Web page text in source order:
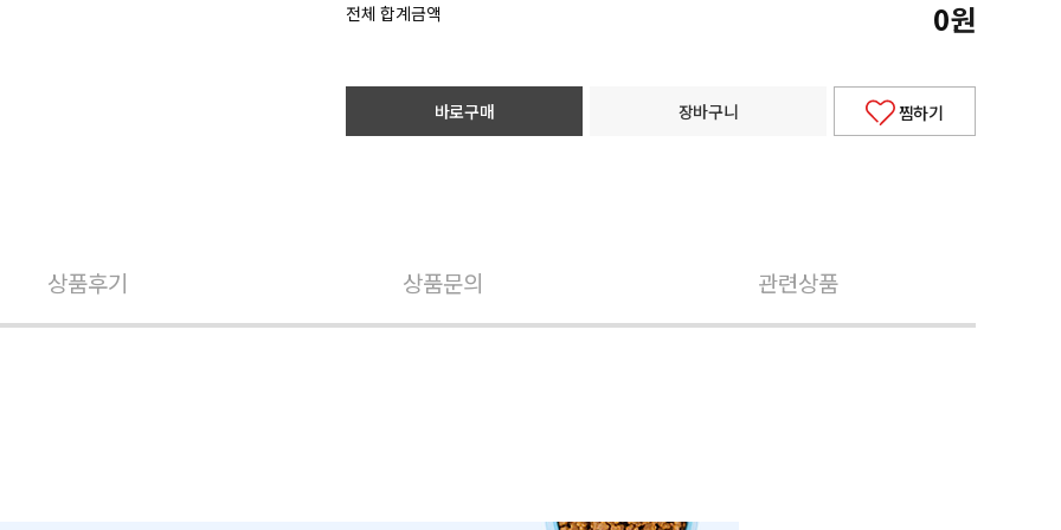
전체 합계금액 0원
바로구매 장바구니 찜하기
상품후기 상품문의 관련상품